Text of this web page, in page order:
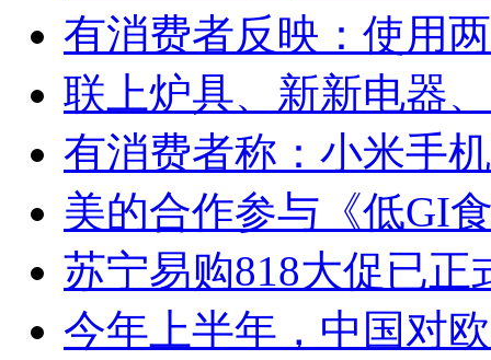
有消费者反映：使用
联上炉具、新新电器
有消费者称：小米手
美的合作参与《低GI
苏宁易购818大促已
今年上半年，中国对